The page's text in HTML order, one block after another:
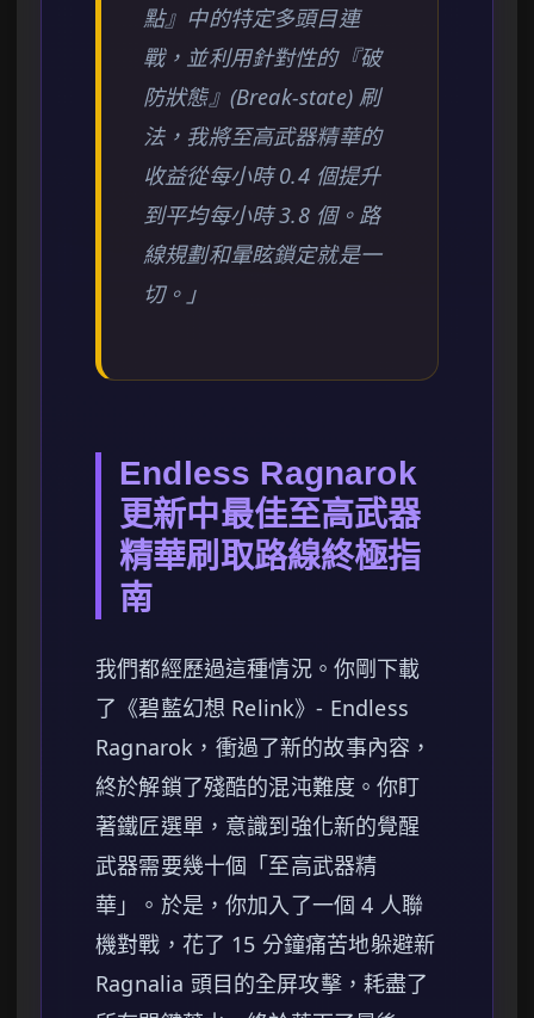
點』中的特定多頭目連
戰，並利用針對性的『破
防狀態』(Break-state) 刷
法，我將至高武器精華的
收益從每小時 0.4 個提升
到平均每小時 3.8 個。路
線規劃和暈眩鎖定就是一
切。」
Endless Ragnarok
更新中最佳至高武器
精華刷取路線終極指
南
我們都經歷過這種情況。你剛下載
了《碧藍幻想 Relink》- Endless
Ragnarok，衝過了新的故事內容，
終於解鎖了殘酷的混沌難度。你盯
著鐵匠選單，意識到強化新的覺醒
武器需要幾十個「至高武器精
華」。於是，你加入了一個 4 人聯
機對戰，花了 15 分鐘痛苦地躲避新
Ragnalia 頭目的全屏攻擊，耗盡了